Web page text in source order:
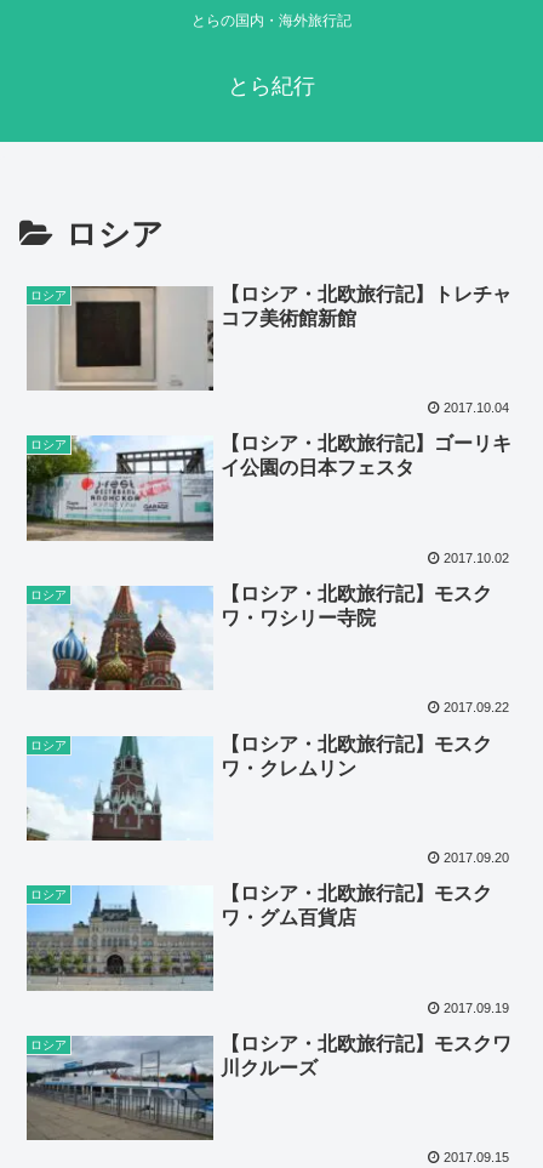
とらの国内・海外旅行記
とら紀行
ロシア
ロシア
【ロシア・北欧旅行記】トレチャ
コフ美術館新館
2017.10.04
ロシア
【ロシア・北欧旅行記】ゴーリキ
イ公園の日本フェスタ
2017.10.02
ロシア
【ロシア・北欧旅行記】モスク
ワ・ワシリー寺院
2017.09.22
ロシア
【ロシア・北欧旅行記】モスク
ワ・クレムリン
2017.09.20
ロシア
【ロシア・北欧旅行記】モスク
ワ・グム百貨店
2017.09.19
ロシア
【ロシア・北欧旅行記】モスクワ
川クルーズ
2017.09.15